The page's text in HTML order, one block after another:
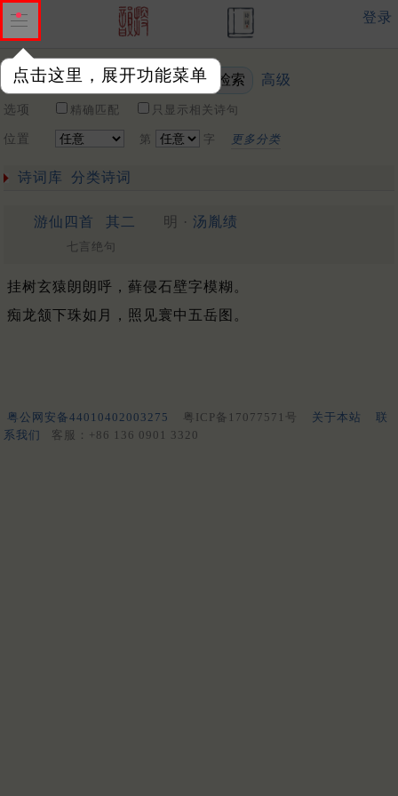
点击这里，展开功能菜单
登录
关键词 高级
选项 精确匹配 只显示相关诗句
位置 第 字 更多分类
诗词库 分类诗词
游仙四首 其二 明 · 汤胤绩
七言绝句
挂树玄猿朗朗呼，藓侵石壁字模糊。
痴龙颔下珠如月，照见寰中五岳图。
粤公网安备44010402003275 粤ICP备17077571号 关于本站
联
系我们
客服：+86 136 0901 3320